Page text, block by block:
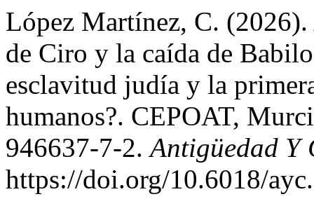
López Martínez, C.
de Ciro y la caída de
esclavitud judía y la
humanos?. CEPOAT,
946637-7-2.Antigüedad Y
https://doi.org/10.6018/